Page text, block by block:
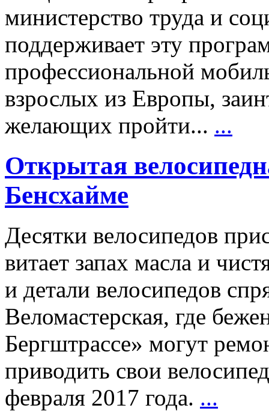
министерство труда и
поддерживает эту
профессиональной
взрослых из Европы,
желающих пройти... ...
Открытая
Бенсхайме
Десятки велосипедов
витает запах масла и
и детали велосипедов
Веломастерская, где
Бергштрассе» могут
приводить свои
февраля 2017 года. ...